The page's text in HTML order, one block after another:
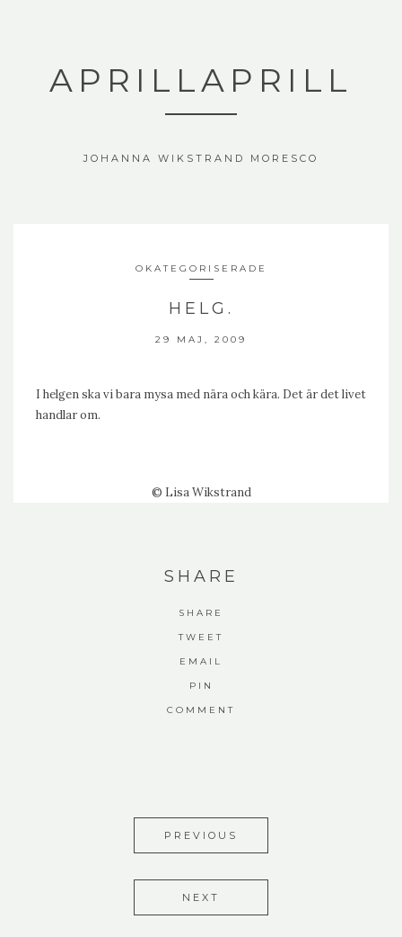
APRILLAPRILL
JOHANNA WIKSTRAND MORESCO
OKATEGORISERADE
HELG.
29 MAJ, 2009
I helgen ska vi bara mysa med nära och kära. Det är det livet
handlar om.
© Lisa Wikstrand
SHARE
SHARE
TWEET
EMAIL
PIN
COMMENT
PREVIOUS
NEXT